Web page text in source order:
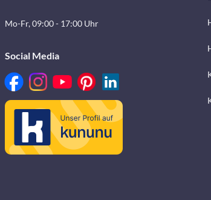
Mo-Fr, 09:00 - 17:00 Uhr
Social Media